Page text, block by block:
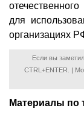
для
организациях
Если вы
CTRL+ENTER. |
Материалы по